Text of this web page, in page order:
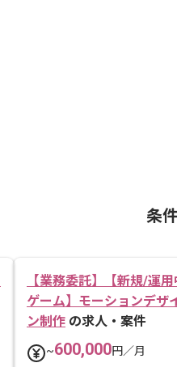
条
【業務委託】【新規/運用
ゲーム】モーションデザ
ン制作 の求人・案件
~600,000円／月